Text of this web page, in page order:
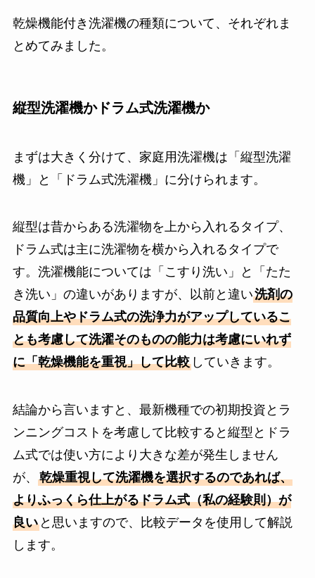
乾燥機能付き洗濯機の種類について、それぞれま
とめてみました。
縦型洗濯機かドラム式洗濯機か
まずは大きく分けて、家庭用洗濯機は「縦型洗濯
機」と「ドラム式洗濯機」に分けられます。
縦型は昔からある洗濯物を上から入れるタイプ、
ドラム式は主に洗濯物を横から入れるタイプで
す。洗濯機能については「こすり洗い」と「たた
き洗い」の違いがありますが、以前と違い洗剤の
品質向上やドラム式の洗浄力がアップしているこ
とも考慮して洗濯そのものの能力は考慮にいれず
に「乾燥機能を重視」して比較していきます。
結論から言いますと、最新機種での初期投資とラ
ンニングコストを考慮して比較すると縦型とドラ
ム式では使い方により大きな差が発生しません
が、 乾燥重視して洗濯機を選択するのであれば、
よりふっくら仕上がるドラム式（私の経験則）が
良いと思いますので、比較データを使用して解説
します。